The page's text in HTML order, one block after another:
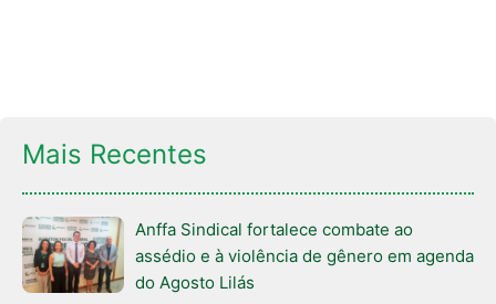
Mais Recentes
Anffa Sindical fortalece combate ao
assédio e à violência de gênero em agenda
do Agosto Lilás